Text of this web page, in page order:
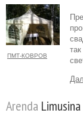
ПМТ-КОВРОВ
Arenda